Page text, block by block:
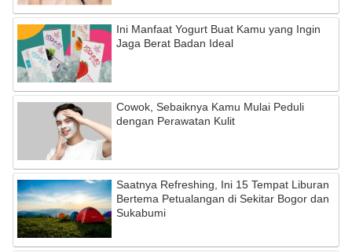
Ini Manfaat Yogurt Buat Kamu yang Ingin
Jaga Berat Badan Ideal
Cowok, Sebaiknya Kamu Mulai Peduli
dengan Perawatan Kulit
Saatnya Refreshing, Ini 15 Tempat Liburan
Bertema Petualangan di Sekitar Bogor dan
Sukabumi